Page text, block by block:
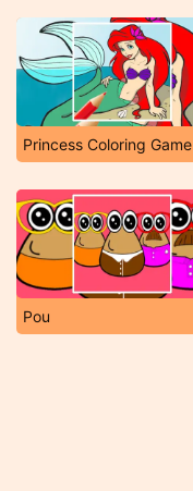
Princess Coloring Game
Pou